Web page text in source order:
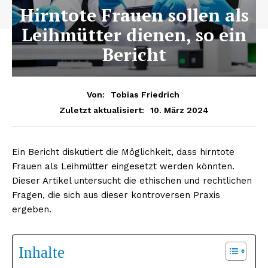
Hirntote Frauen sollen als
Leihmütter dienen, so ein
Bericht
Von:
Tobias Friedrich
Zuletzt aktualisiert:
10. März 2024
Ein Bericht diskutiert die Möglichkeit, dass hirntote
Frauen als Leihmütter eingesetzt werden könnten.
Dieser Artikel untersucht die ethischen und rechtlichen
Fragen, die sich aus dieser kontroversen Praxis
ergeben.
Inhalte